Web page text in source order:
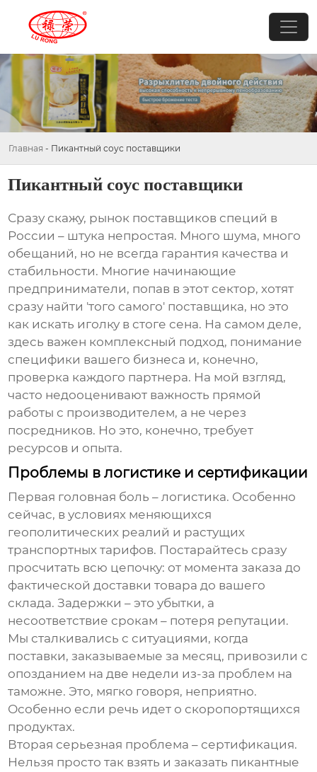
Главная - Пикантный соус поставщики
Пикантный соус поставщики
Сразу скажу, рынок поставщиков специй в
России – штука непростая. Много шума, много
обещаний, но не всегда гарантия качества и
стабильности. Многие начинающие
предприниматели, попав в этот сектор, хотят
сразу найти 'того самого' поставщика, но это
как искать иголку в стоге сена. На самом деле,
здесь важен комплексный подход, понимание
специфики вашего бизнеса и, конечно,
проверка каждого партнера. На мой взгляд,
часто недооценивают важность прямой
работы с производителем, а не через
посредников. Но это, конечно, требует
ресурсов и опыта.
Проблемы в логистике и сертификации
Первая головная боль – логистика. Особенно
сейчас, в условиях меняющихся
геополитических реалий и растущих
транспортных тарифов. Постарайтесь сразу
просчитать всю цепочку: от момента заказа до
фактической доставки товара до вашего
склада. Задержки – это убытки, а
несоответствие срокам – потеря репутации.
Мы сталкивались с ситуациями, когда
поставки, заказываемые за месяц, привозили с
опозданием на две недели из-за проблем на
таможне. Это, мягко говоря, неприятно.
Особенно если речь идет о скоропортящихся
продуктах.
Вторая серьезная проблема – сертификация.
Нельзя просто так взять и заказать пикантные